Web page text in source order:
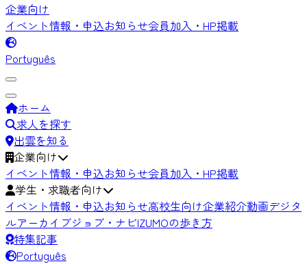
企業向け
イベント情報・申込お知らせ会員加入・HP掲載
Português
ホーム
求人を探す
出雲を知る
企業向け
イベント情報・申込お知らせ会員加入・HP掲載
学生・求職者向け
イベント情報・申込お知らせ高校生向け企業紹介動画デジタ
ルアーカイブジョブ・ナビIZUMOの歩き方
特集記事
Português